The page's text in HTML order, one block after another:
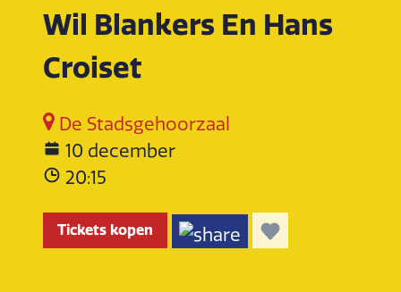
Wil Blankers En Hans
Croiset
De Stadsgehoorzaal
10 december
20:15
Tickets kopen